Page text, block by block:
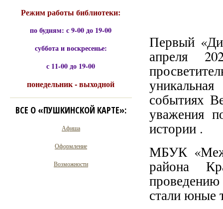
Первый
апреля
событиях
уважения
истории .
МБУК
района
проведению
стали юные
Режим работы библиотеки:
по будням: с 9-00 до 19-00
суббота и воскресенье:
с 11-00 до 19-00
понедельник - выходной
ВСЕ О «ПУШКИНСКОЙ КАРТЕ»:
Афиша
Оформление
Возможности